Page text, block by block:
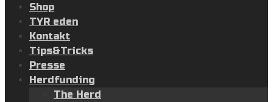
Shop
TYR eden
Kontakt
Tips&Tricks
Presse
Herdfunding
The Herd